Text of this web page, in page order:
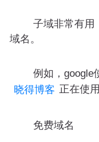
子域非常有用，
域名。
例如，google使
晓得博客 正在使
免费域名